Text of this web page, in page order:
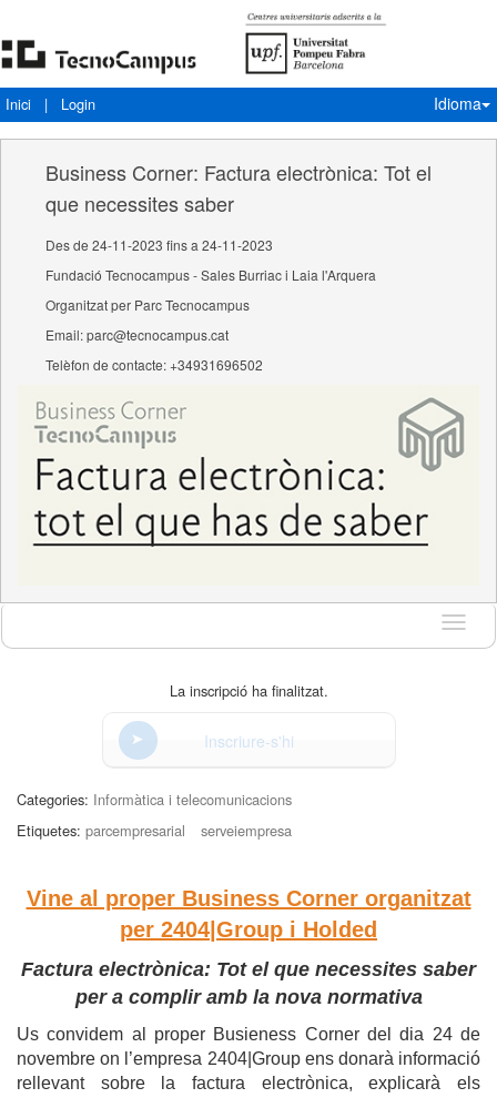
Inici | Login Idioma
Business Corner: Factura electrònica: Tot el
que necessites saber
Des de 24-11-2023 fins a 24-11-2023
Fundació Tecnocampus - Sales Burriac i Laia l'Arquera
Organitzat per Parc Tecnocampus
Email: parc@tecnocampus.cat
Telèfon de contacte: +34931696502
Idioma
La inscripció ha finalitzat.
Inscriure-s'hi
Categories: Informàtica i telecomunicacions
Etiquetes: parcempresarial serveiempresa
Vine al proper Business Corner organitzat
per 2404|Group i Holded
Factura electrònica: Tot el que necessites saber
per a complir amb la nova normativa
Us convidem al proper Busieness Corner del dia 24 de
novembre on l’empresa 2404|Group ens donarà informació
rellevant sobre la factura electrònica, explicarà els